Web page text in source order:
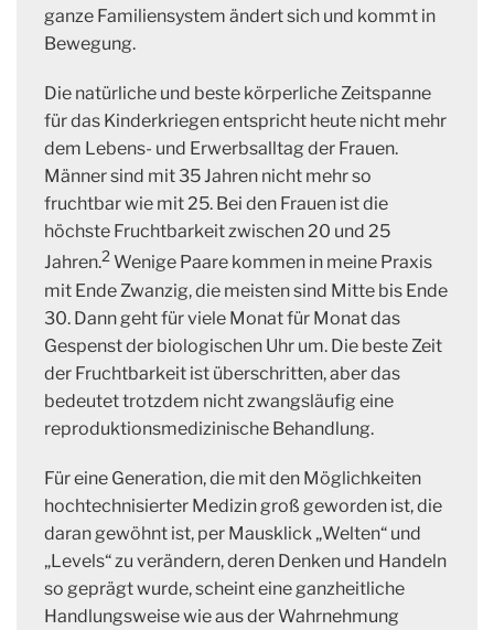
ganze Familiensystem ändert sich und kommt in
Bewegung.
Die natürliche und beste körperliche Zeitspanne
für das Kinderkriegen entspricht heute nicht mehr
dem Lebens- und Erwerbsalltag der Frauen.
Männer sind mit 35 Jahren nicht mehr so
fruchtbar wie mit 25. Bei den Frauen ist die
höchste Fruchtbarkeit zwischen 20 und 25
Jahren.2Wenige Paare kommen in meine Praxis
mit Ende Zwanzig, die meisten sind Mitte bis Ende
30. Dann geht für viele Monat für Monat das
Gespenst der biologischen Uhr um. Die beste Zeit
der Fruchtbarkeit ist überschritten, aber das
bedeutet trotzdem nicht zwangsläufig eine
reproduktionsmedizinische Behandlung.
Für eine Generation, die mit den Möglichkeiten
hochtechnisierter Medizin groß geworden ist, die
daran gewöhnt ist, per Mausklick „Welten“ und
„Levels“ zu verändern, deren Denken und Handeln
so geprägt wurde, scheint eine ganzheitliche
Handlungsweise wie aus der Wahrnehmung